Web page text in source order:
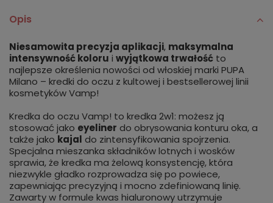
Opis
Niesamowita precyzja aplikacji, maksymalna
intensywność koloru i wyjątkowa trwałość to
najlepsze określenia nowości od włoskiej marki PUPA
Milano – kredki do oczu z kultowej i bestsellerowej linii
kosmetyków Vamp!
Kredka do oczu Vamp! to kredka 2w1: możesz ją
stosować jako eyeliner do obrysowania konturu oka, a
także jako kajal do zintensyfikowania spojrzenia.
Specjalna mieszanka składników lotnych i wosków
sprawia, że kredka ma żelową konsystencję, która
niezwykle gładko rozprowadza się po powiece,
zapewniając precyzyjną i mocno zdefiniowaną linię.
Zawarty w formule kwas hialuronowy utrzymuje